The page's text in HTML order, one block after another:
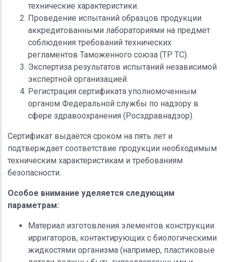
технические характеристики.
Проведение испытаний образцов продукции
аккредитованными лабораториями на предмет
соблюдения требований технических
регламентов Таможенного союза (ТР ТС).
Экспертиза результатов испытаний независимой
экспертной организацией.
Регистрация сертификата уполномоченным
органом Федеральной службы по надзору в
сфере здравоохранения (Росздравнадзор).
Сертификат выдаётся сроком на пять лет и
подтверждает соответствие продукции необходимым
техническим характеристикам и требованиям
безопасности.
Особое внимание уделяется следующим
параметрам:
Материал изготовления элементов конструкции
ирригаторов, контактирующих с биологическими
жидкостями организма (например, пластиковые